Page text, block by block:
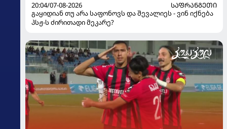
20:04/07-08-2026
ᲡᲐᲤᲠᲐᲜᲒᲔᲗᲘ
გაყიდიან თუ არა საფონოვს და შევალიეს - ვინ იქნება
პსჟ-ს ძირითადი მეკარე?